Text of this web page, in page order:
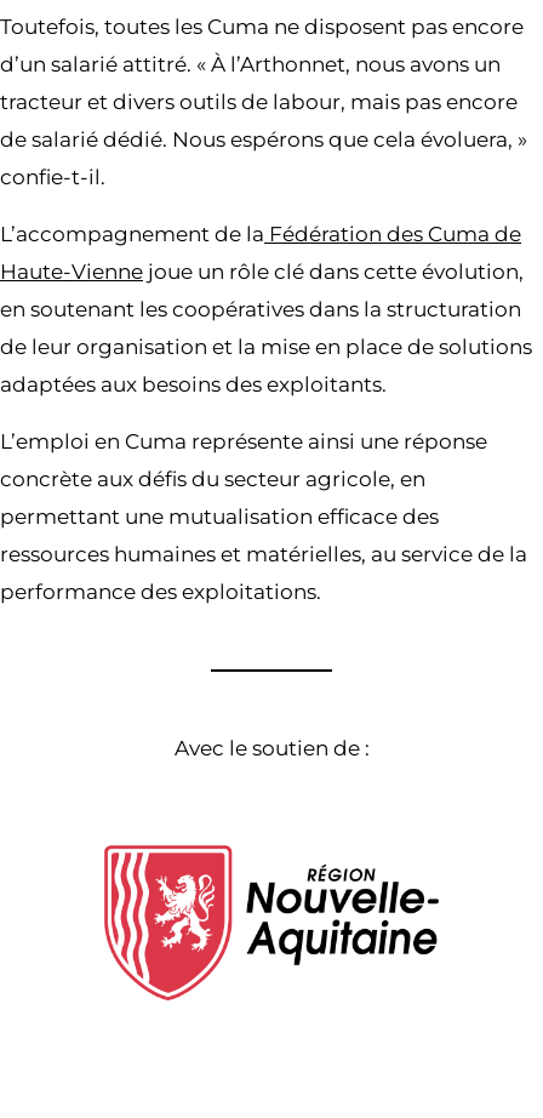
Toutefois, toutes les Cuma ne disposent pas encore
d’un salarié attitré. « À l’Arthonnet, nous avons un
tracteur et divers outils de labour, mais pas encore
de salarié dédié. Nous espérons que cela évoluera, »
confie-t-il.
L’accompagnement de la Fédération des Cuma de
Haute-Vienne joue un rôle clé dans cette évolution,
en soutenant les coopératives dans la structuration
de leur organisation et la mise en place de solutions
adaptées aux besoins des exploitants.
L’emploi en Cuma représente ainsi une réponse
concrète aux défis du secteur agricole, en
permettant une mutualisation efficace des
ressources humaines et matérielles, au service de la
performance des exploitations.
Avec le soutien de :